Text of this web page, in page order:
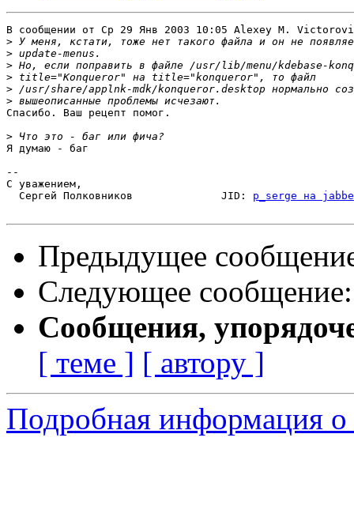
В сообщении от Ср 29 Янв 2003 10:05 Alexey M.
>
>
>
>
>
>
Спасибо. Ваш рецепт помог.
>
Я думаю - баг
--
С уважением,
  Сергей Полковников              JID:
p_serge на
Предыдущее
Следующее
Сообщения,
[ теме ] [ автору ]
Подробная информация о